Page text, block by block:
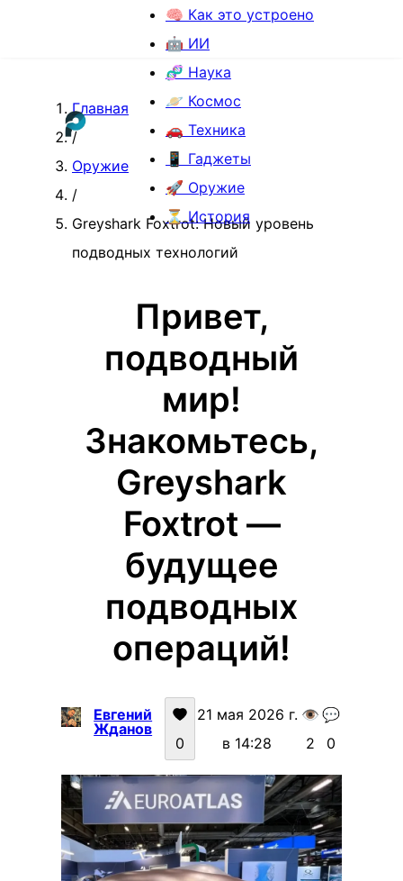
🧠 Как это устроено
🤖 ИИ
🧬 Наука
🪐 Космос
🚗 Техника
📱 Гаджеты
🚀 Оружие
⏳ История
Главная
/
Оружие
/
Greyshark Foxtrot: Новый уровень
подводных технологий
Привет,
подводный
мир!
Знакомьтесь,
Greyshark
Foxtrot —
будущее
подводных
операций!
Евгений
Жданов
0
21 мая 2026 г.
в 14:28
👁️
2
💬
0